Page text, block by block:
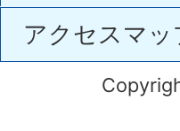
アクセスマッ